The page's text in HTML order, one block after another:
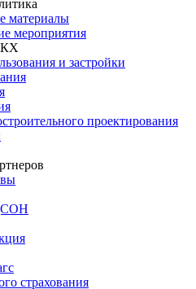
материалы
мероприятия
и застройки
проектирования
страхования